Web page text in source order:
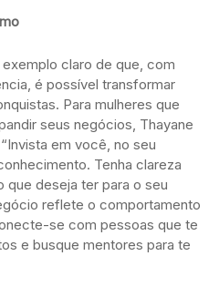
claro de que, com
é possível transformar
Para mulheres que
seus negócios, Thayane
em você, no seu
Tenha clareza
que deseja ter para o seu
reflete o comportamento
se com pessoas que te
e busque mentores para te